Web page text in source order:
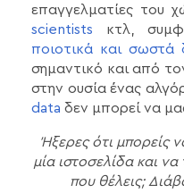
επαγγελματίες του
scientists κτλ,
ποιοτικά και σωστά
σημαντικό και από
στην ουσία ένας
data δεν μπορεί να
Ήξερες ότι μπορείς
μία ιστοσελίδα και
που θέλεις;